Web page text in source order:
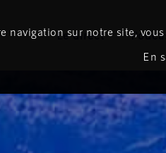
Le direct
navigation sur notre site,
En